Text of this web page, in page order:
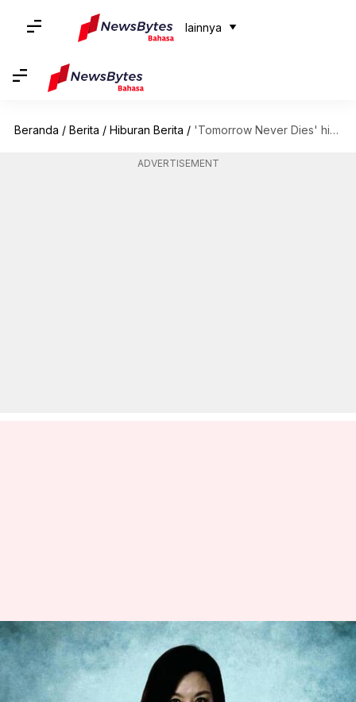
lainnya
Beranda / Berita / Hiburan Berita / 'Tomorrow Never Dies' hingga 'EEAAO': Penampilan terbaik Michelle Yeoh
ADVERTISEMENT
'Tomorrow Never Dies' hingga
'EEAAO': Penampilan terbaik
Michelle Yeoh